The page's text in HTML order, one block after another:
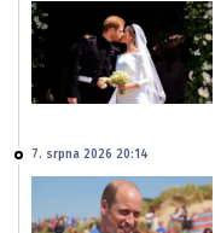
7. srpna 2026 20:14